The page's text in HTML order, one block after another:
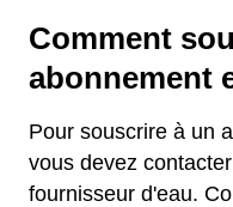
Comment
abonnement
Pour souscrire à un
vous devez
fournisseur d'eau.